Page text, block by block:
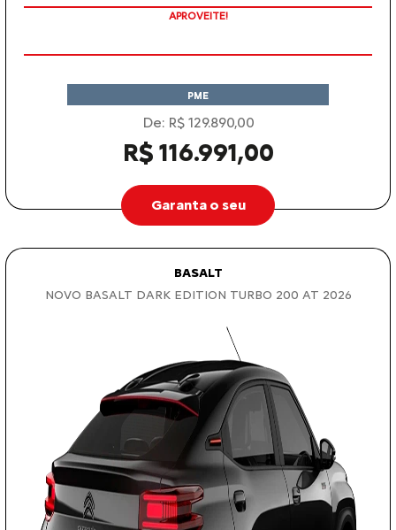
APROVEITE!
PME
De: R$ 129.890,00
R$ 116.991,00
Garanta o seu
BASALT
NOVO BASALT DARK EDITION TURBO 200 AT 2026